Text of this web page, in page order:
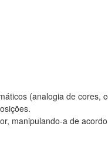
(analogia de
manipulando-a de